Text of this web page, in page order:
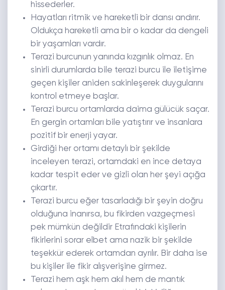
hissederler.
Hayatları ritmik ve hareketli bir dansı andırır.
Oldukça hareketli ama bir o kadar da dengeli
bir yaşamları vardır.
Terazi burcunun yanında kızgınlık olmaz. En
sinirli durumlarda bile terazi burcu ile iletişime
geçen kişiler aniden sakinleşerek duygularını
kontrol etmeye başlar.
Terazi burcu ortamlarda daima gülücük saçar.
En gergin ortamları bile yatıştırır ve insanlara
pozitif bir enerji yayar.
Girdiği her ortamı detaylı bir şekilde
inceleyen terazi, ortamdaki en ince detaya
kadar tespit eder ve gizli olan her şeyi açığa
çıkartır.
Terazi burcu eğer tasarladığı bir şeyin doğru
olduğuna inanırsa, bu fikirden vazgeçmesi
pek mümkün değildir Etrafındaki kişilerin
fikirlerini sorar elbet ama nazik bir şekilde
teşekkür ederek ortamdan ayrılır. Bir daha ise
bu kişiler ile fikir alışverişine girmez.
Terazi hem aşk hem akıl hem de mantık